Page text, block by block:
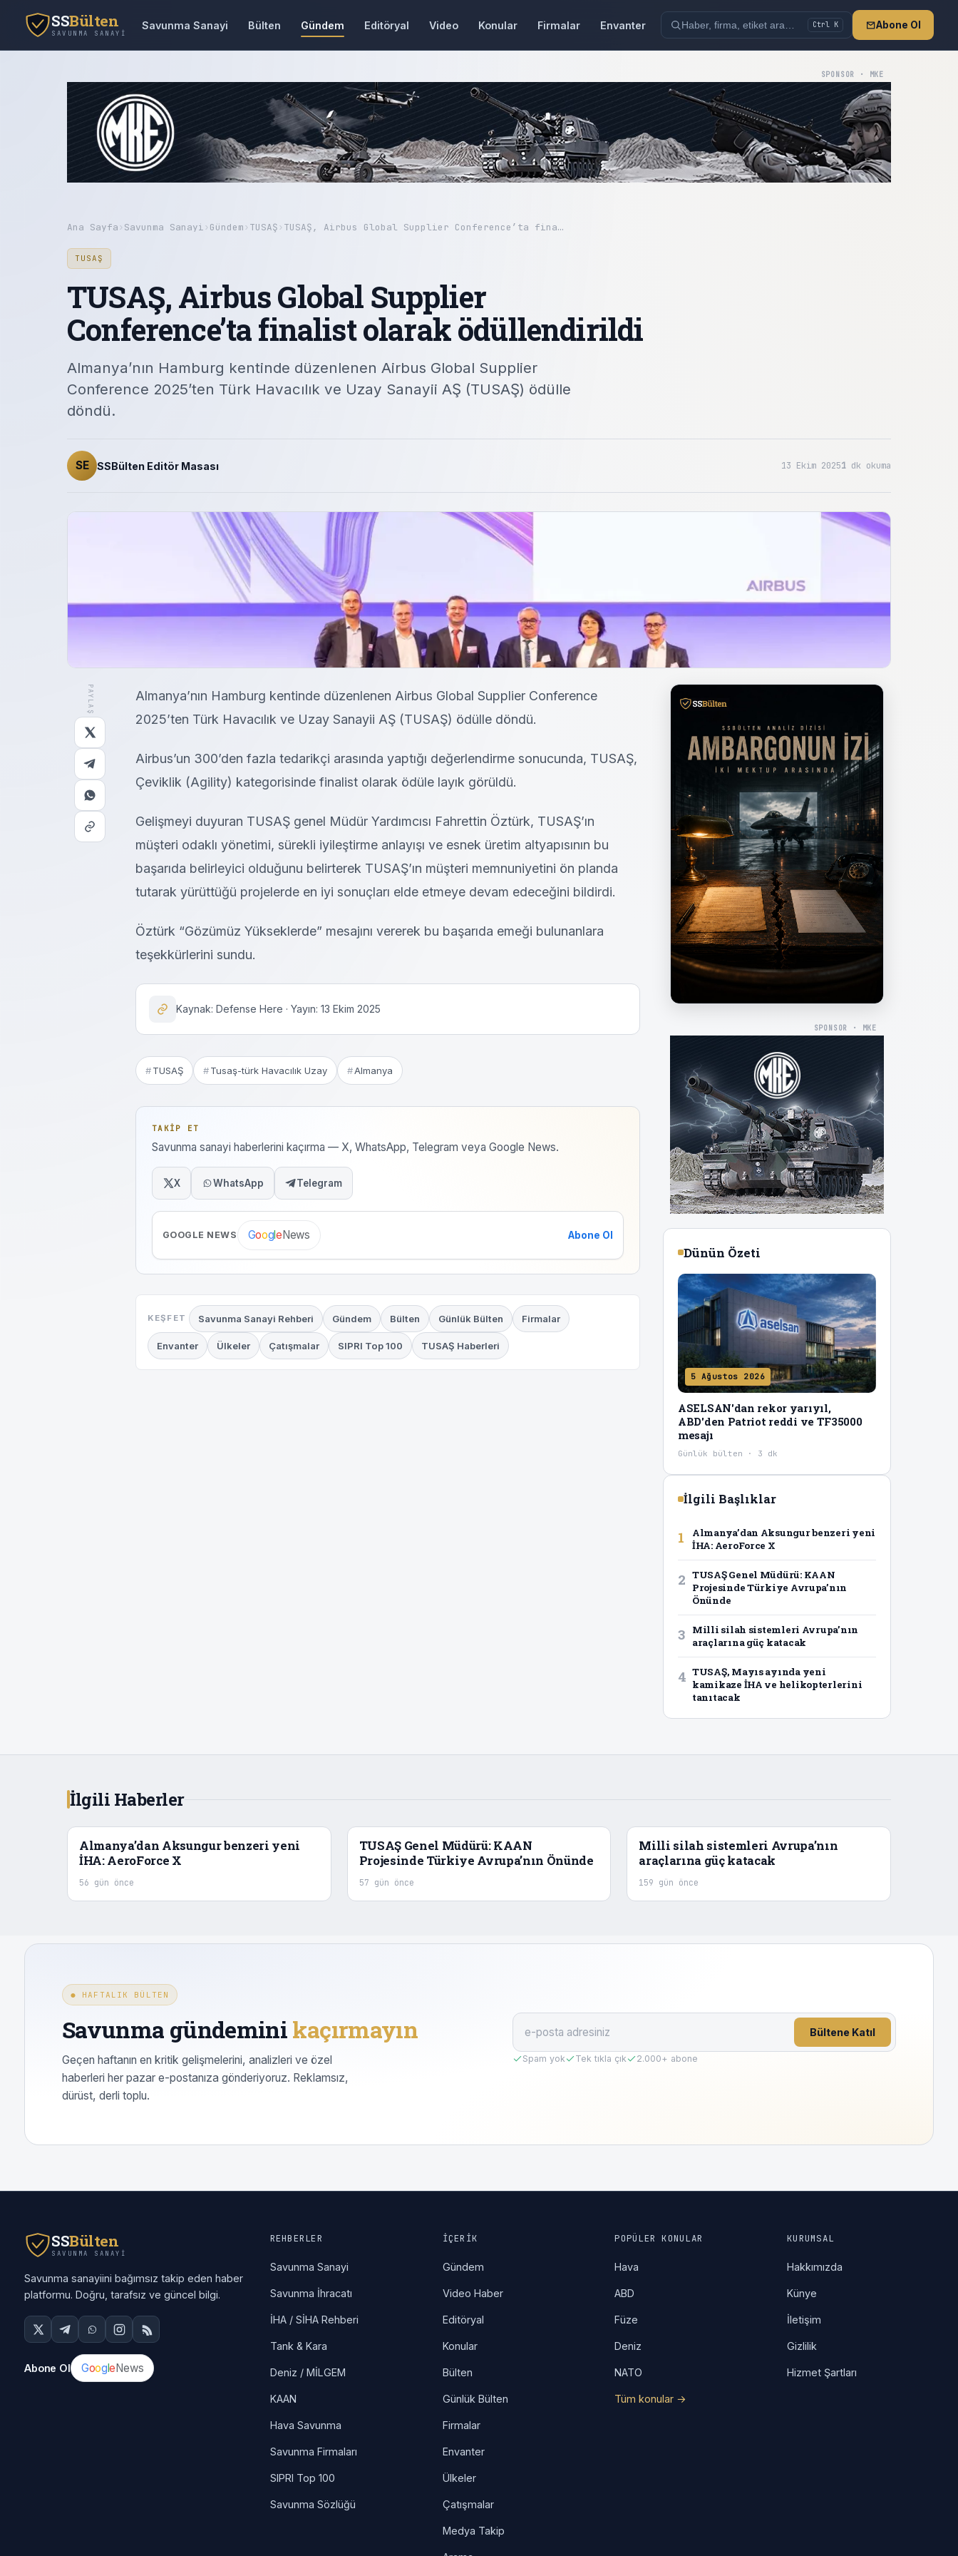
SSBülten
SAVUNMA SANAYI
Savunma Sanayi Bülten Gündem Editöryal Video Konular Firmalar Envanter Ctrl K Abone Ol
SPONSOR · MKE
Ana Sayfa› Savunma Sanayi› Gündem› TUSAŞ› TUSAŞ, Airbus Global Supplier Conference’ta fina…
TUSAŞ
TUSAŞ, Airbus Global Supplier
Conference’ta finalist olarak ödüllendirildi
Almanya’nın Hamburg kentinde düzenlenen Airbus Global Supplier
Conference 2025’ten Türk Havacılık ve Uzay Sanayii AŞ (TUSAŞ) ödülle
döndü.
SE SSBülten Editör Masası 13 Ekim 20251 dk okuma
PAYLAŞ
Almanya’nın Hamburg kentinde düzenlenen Airbus Global Supplier Conference
2025’ten Türk Havacılık ve Uzay Sanayii AŞ (TUSAŞ) ödülle döndü.
Airbus’un 300’den fazla tedarikçi arasında yaptığı değerlendirme sonucunda, TUSAŞ,
Çeviklik (Agility) kategorisinde finalist olarak ödüle layık görüldü.
Gelişmeyi duyuran TUSAŞ genel Müdür Yardımcısı Fahrettin Öztürk, TUSAŞ’ın
müşteri odaklı yönetimi, sürekli iyileştirme anlayışı ve esnek üretim altyapısının bu
başarıda belirleyici olduğunu belirterek TUSAŞ’ın müşteri memnuniyetini ön planda
tutarak yürüttüğü projelerde en iyi sonuçları elde etmeye devam edeceğini bildirdi.
Öztürk “Gözümüz Yükseklerde” mesajını vererek bu başarıda emeği bulunanlara
teşekkürlerini sundu.
Kaynak: Defense Here · Yayın: 13 Ekim 2025
TUSAŞ Tusaş-türk Havacılık Uzay Almanya
TAKIP ET
Savunma sanayi haberlerini kaçırma — X, WhatsApp, Telegram veya Google News.
X WhatsApp Telegram
GOOGLE NEWS GoogleNews Abone Ol
KEŞFET Savunma Sanayi Rehberi Gündem Bülten Günlük Bülten Firmalar
Envanter Ülkeler Çatışmalar SIPRI Top 100 TUSAŞ Haberleri
SPONSOR · MKE
Dünün Özeti
5 Ağustos 2026
ASELSAN'dan rekor yarıyıl,
ABD'den Patriot reddi ve TF35000
mesajı
Günlük bülten · 3 dk
İlgili Başlıklar
1
Almanya’dan Aksungur benzeri yeni
İHA: AeroForce X
2 TUSAŞ Genel Müdürü: KAAN
Projesinde Türkiye Avrupa’nın
Önünde
3
Milli silah sistemleri Avrupa’nın
araçlarına güç katacak
4 TUSAŞ, Mayıs ayında yeni
kamikaze İHA ve helikopterlerini
tanıtacak
İlgili Haberler
Almanya’dan Aksungur benzeri yeni
İHA: AeroForce X
56 gün önce
TUSAŞ Genel Müdürü: KAAN
Projesinde Türkiye Avrupa’nın Önünde
57 gün önce
Milli silah sistemleri Avrupa’nın
araçlarına güç katacak
159 gün önce
● HAFTALIK BÜLTEN
Savunma gündeminikaçırmayın
Geçen haftanın en kritik gelişmelerini, analizleri ve özel
haberleri her pazar e-postanıza gönderiyoruz. Reklamsız,
dürüst, derli toplu.
Bültene Katıl
Spam yok Tek tıkla çık 2.000+ abone
SSBülten
SAVUNMA SANAYI
Savunma sanayiini bağımsız takip eden haber
platformu. Doğru, tarafsız ve güncel bilgi.
Abone Ol Google News
REHBERLER
Savunma Sanayi
Savunma İhracatı
İHA / SİHA Rehberi
Tank & Kara
Deniz / MİLGEM
KAAN
Hava Savunma
Savunma Firmaları
SIPRI Top 100
Savunma Sözlüğü
İÇERIK
Gündem
Video Haber
Editöryal
Konular
Bülten
Günlük Bülten
Firmalar
Envanter
Ülkeler
Çatışmalar
Medya Takip
POPÜLER KONULAR
Hava
ABD
Füze
Deniz
NATO
Tüm konular →
KURUMSAL
Hakkımızda
Künye
İletişim
Gizlilik
Hizmet Şartları